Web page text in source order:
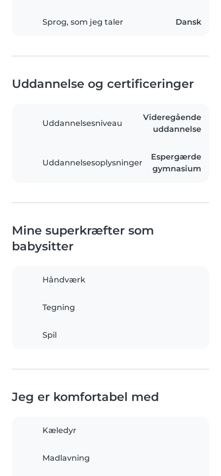
Sprog, som jeg taler Dansk
Uddannelse og certificeringer
Uddannelsesniveau
Videregående
uddannelse
Uddannelsesoplysninger
Espergærde
gymnasium
Mine superkræfter som
babysitter
Håndværk
Tegning
Spil
Jeg er komfortabel med
Kæledyr
Madlavning